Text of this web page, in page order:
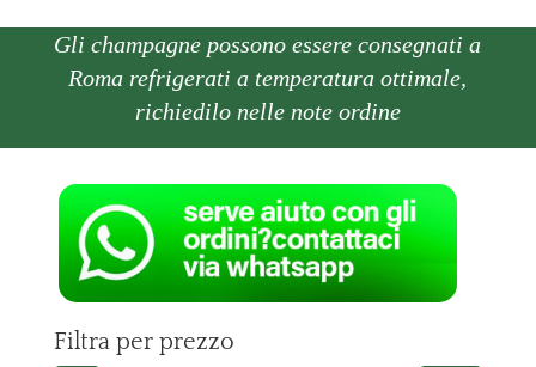
Gli champagne possono essere consegnati a
Roma refrigerati a temperatura ottimale,
richiedilo nelle note ordine
Filtra per prezzo